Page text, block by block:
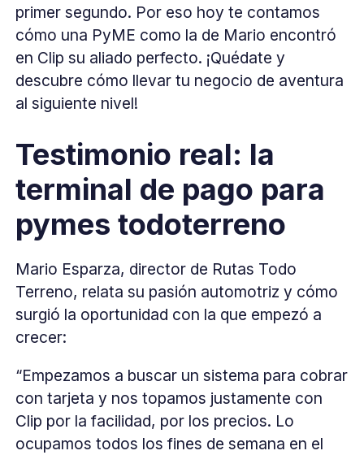
primer segundo. Por eso hoy te contamos
cómo una PyME como la de Mario encontró
en Clip su aliado perfecto. ¡Quédate y
descubre cómo llevar tu negocio de aventura
al siguiente nivel!
Testimonio real: la
terminal de pago para
pymes todoterreno
Mario Esparza, director de Rutas Todo
Terreno, relata su pasión automotriz y cómo
surgió la oportunidad con la que empezó a
crecer:
“Empezamos a buscar un sistema para cobrar
con tarjeta y nos topamos justamente con
Clip por la facilidad, por los precios. Lo
ocupamos todos los fines de semana en el